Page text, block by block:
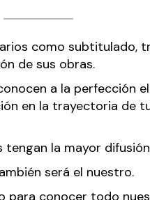
como subtitulado,
de sus obras.
a la
en la trayectoria de
la mayor
será el nuestro.
para conocer todo